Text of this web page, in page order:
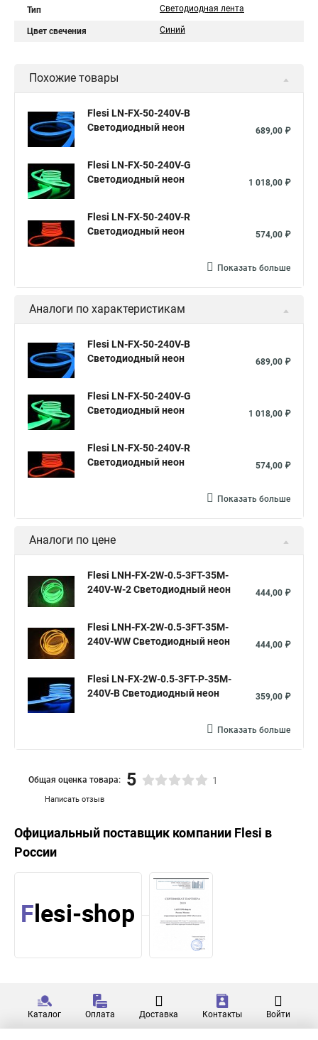
Тип Светодиодная лента
Цвет свечения Синий
Похожие товары
Flesi LN-FX-50-240V-B
Светодиодный неон
689,00 ₽
Flesi LN-FX-50-240V-G
Светодиодный неон
1 018,00 ₽
Flesi LN-FX-50-240V-R
Светодиодный неон
574,00 ₽
Показать больше
Аналоги по характеристикам
Flesi LN-FX-50-240V-B
Светодиодный неон
689,00 ₽
Flesi LN-FX-50-240V-G
Светодиодный неон
1 018,00 ₽
Flesi LN-FX-50-240V-R
Светодиодный неон
574,00 ₽
Показать больше
Аналоги по цене
Flesi LNH-FX-2W-0.5-3FT-35M-
240V-W-2 Светодиодный неон
444,00 ₽
Flesi LNH-FX-2W-0.5-3FT-35M-
240V-WW Светодиодный неон
444,00 ₽
Flesi LN-FX-2W-0.5-3FT-P-35M-
240V-B Светодиодный неон
359,00 ₽
Показать больше
Написать отзыв
Общая оценка товара: 5 1
Официальный поставщик компании Flesi в
России
Каталог Оплата Доставка Контакты Войти